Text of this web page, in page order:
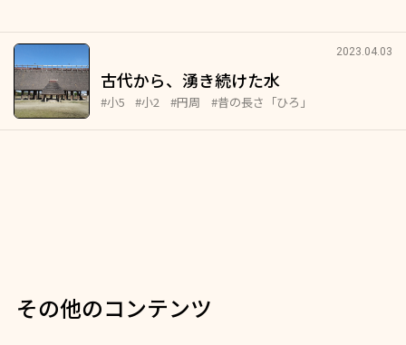
2023.04.03
古代から、湧き続けた水
#小5 #小2 #円周 #昔の長さ「ひろ」
その他のコンテンツ